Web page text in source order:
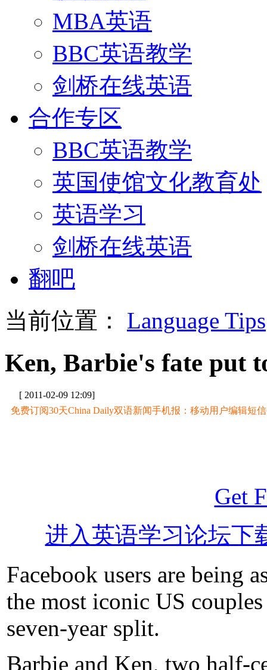
MBA英语
BBC英语教学
剑桥在线英语
合作专区
BBC英语教学
英国使馆文化教育处
英语学习
剑桥在线英语
翻吧
当前位置： Language Tips
Ken, Barbie's fate put
[ 2011-02-09 12:09]
免费订阅30天China Daily双语新闻手机报：移动用户编辑短信
Get
进入英语学习论坛下
Facebook users are being
the most iconic US
seven-year split.
Barbie and Ken, two half-